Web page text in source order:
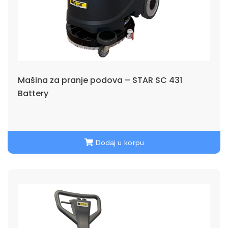
Mašina za pranje podova – STAR SC 431
Battery
Dodaj u korpu